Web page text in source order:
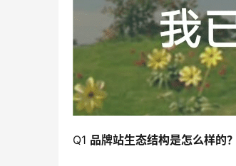
Q1 品牌站生态结构是怎么样的？